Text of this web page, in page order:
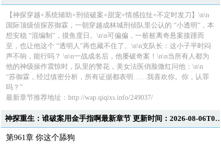
介【神探穿越+系统辅助+刑侦破案+甜宠+情感拉扯+不定时发刀】\n\n
国际顶级侦探苏御霖，一朝穿越成林城刑侦队里公认的 “小透明”，本
想安稳 “混编制”，摸鱼度日。\n\n可偏偏，一桩桩离奇悬案接踵而
至，也让他这个 “透明人”再也藏不住了。\n\n支队长：这小子平时闷
声不响，能行吗？ \n\n一战成名后，他屡破奇案！\n\n当所有人都为
他的神级操作震惊时，队里的警花，美女法医俏脸微红问他：\n\n
“苏御霖，经过缜密分析，所有证据都表明……我喜欢你。你，认罪
吗？”
最新章节推荐地址：http://wap.qiqixs.info/249037/
神探重生：谁破案用金手指啊最新章节 更新
第961章 你这个舔狗